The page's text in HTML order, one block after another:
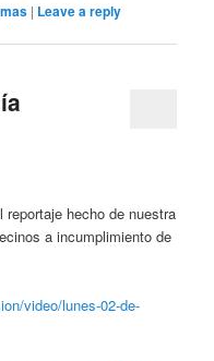
| Leave a reply
hecho de nuestra
a incumplimiento de
video/lunes-02-de-